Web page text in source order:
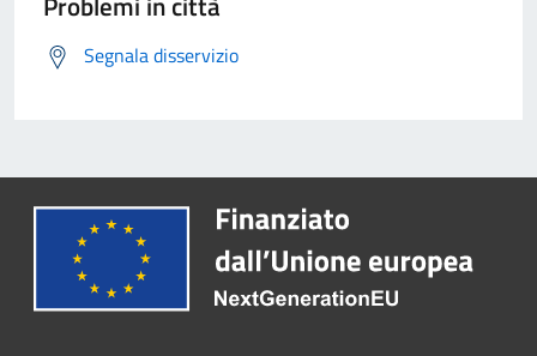
Segnala disservizio